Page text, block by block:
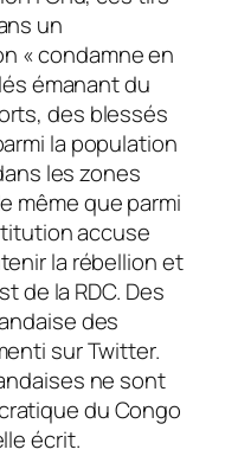
un
« condamne en
émanant du
des blessés
la population
les zones
même que parmi
accuse
la rébellion et
de la RDC. Des
des
sur Twitter.
ne sont
du Congo
écrit.